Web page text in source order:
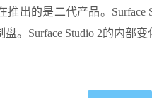
出的是二代产品。Surface
。Surface Studio 2的内部